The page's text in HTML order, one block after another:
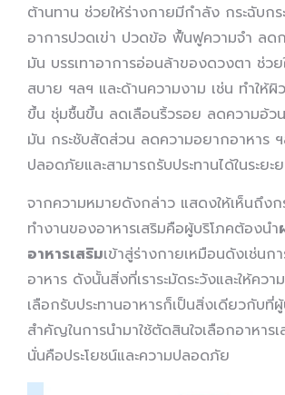
ต้านทาน ช่วยให้ร่างกายมีกำลัง กระฉับกร
อาการปวดเข่า ปวดข้อ ฟื้นฟูความจำ ลด
มัน บรรเทาอาการอ่อนล้าของดวงตา ช่ว
สบาย ฯลฯ และด้านความงาม เช่น ทำให้ผิ
ขึ้น ชุ่มชื้นขึ้น ลดเลือนริ้วรอย ลดความอ้ว
มัน กระชับสัดส่วน ลดความอยากอาหาร
ปลอดภัยและสามารถรับประทานได้ในระยะ
จากความหมายดังกล่าว แสดงให้เห็นถึงก
ทำงานของอาหารเสริมคือผู้บริโภคต้องนำ
อาหารเสริมเข้าสู่ร่างกายเหมือนดังเช่นก
อาหาร ดังนั้นสิ่งที่เราระมัดระวังและให้คว
เลือกรับประทานอาหารก็เป็นสิ่งเดียวกับที่
สำคัญในการนำมาใช้ตัดสินใจเลือกอาหาร
นั่นคือประโยชน์และความปลอดภัย